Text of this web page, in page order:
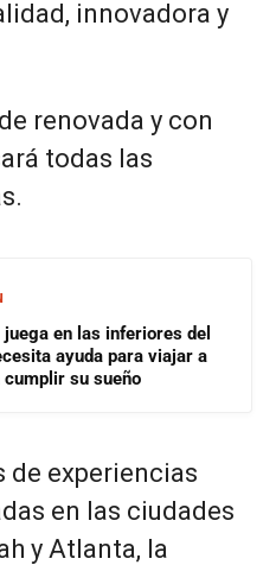
innovadora y
renovada y con
todas las
juega en las inferiores del
ayuda para viajar a
cumplir su sueño
de experiencias
en las ciudades
y Atlanta, la